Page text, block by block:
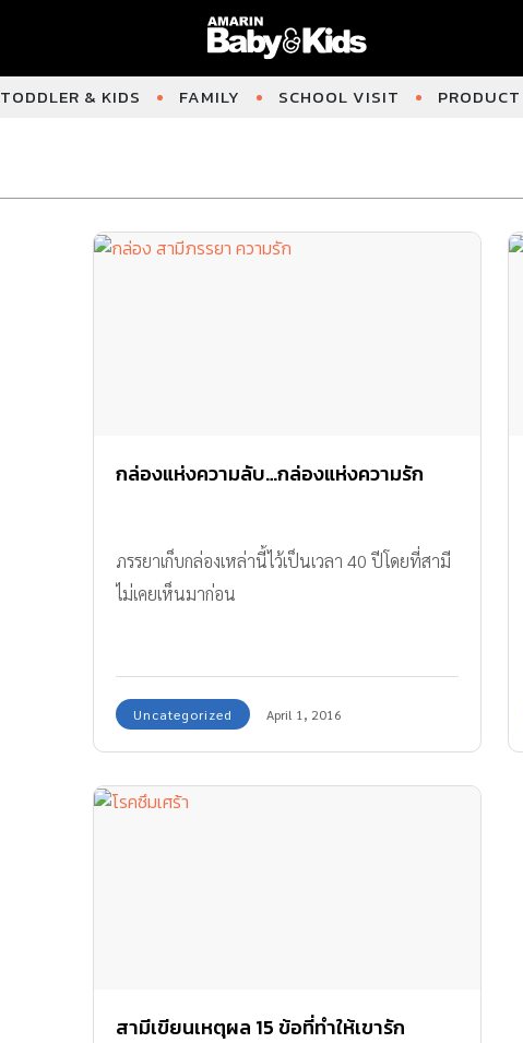
TODDLER & KIDS FAMILY SCHOOL VISIT
กล่องแห่งความลับ…กล่องแห่งความรัก
ภรรยาเก็บกล่องเหล่านี้ไว้เป็นเวลา 40 ปีโดยที่สามี
ไม่เคยเห็นมาก่อน
Uncategorized April 1, 2016
สามีเขียนเหตุผล 15 ข้อที่ทำให้เขารัก